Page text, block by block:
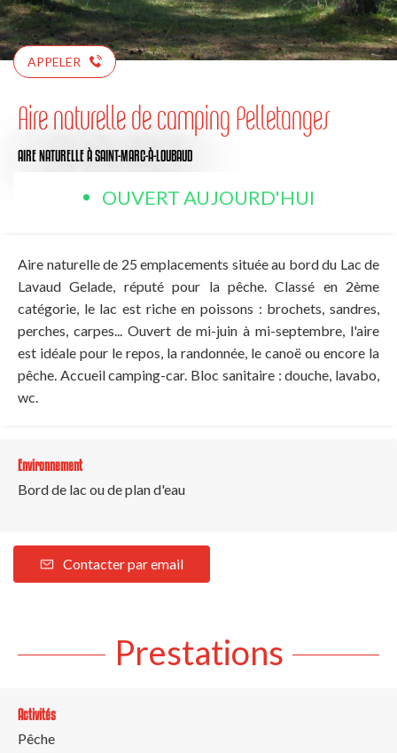
APPELER
Aire naturelle de camping Pelletanges
AIRE NATURELLEÀ SAINT-MARC-À-LOUBAUD
OUVERT AUJOURD'HUI
Aire naturelle de 25 emplacements située au bord du Lac de
Lavaud Gelade, réputé pour la pêche. Classé en 2ème
catégorie, le lac est riche en poissons : brochets, sandres,
perches, carpes... Ouvert de mi-juin à mi-septembre, l'aire
est idéale pour le repos, la randonnée, le canoë ou encore la
pêche. Accueil camping-car. Bloc sanitaire : douche, lavabo,
wc.
Environnement
Bord de lac ou de plan d'eau
Contacter par email
Prestations
Activités
Pêche